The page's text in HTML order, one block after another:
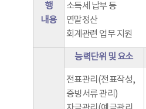
행
내용
소득세 납부 등
연말정산
회계관련 업무 지원
능력단위 및 요소
전표관리(전표작성,
증빙서류 관리)